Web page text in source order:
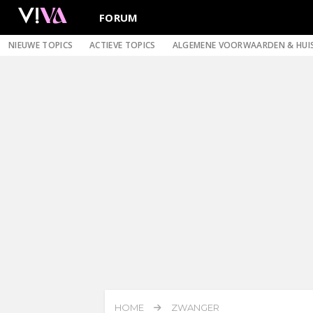
FORUM
NIEUWE TOPICS ACTIEVE TOPICS ALGEMENE VOORWAARDEN &
HOME ZWANGER